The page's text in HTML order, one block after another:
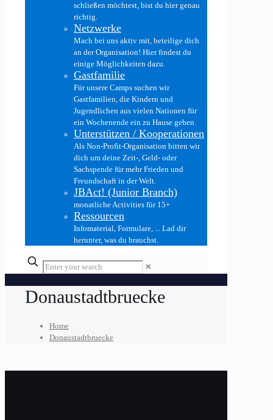
schließen möchtest, bist du hier genau
richtig.
Netzwerke
Mach bei uns aktiv mit, beteilige dich
an der Organisation! Hier findest du
einige Möglichkeiten dazu.
Gastfamilie
Für unsere Camps suchen wir
Gastfamilien, die Kindern und
Jugendlichen aus vielen Nationen für
ein Wochenende ein zu Hause geben.
Unterstützen / Kooperationen
Als Non-Profit-Organisation bitten wir
dich um deine Zeit-, Geld- oder
Sachspende für mehr Frieden und
Freundschaft in der Welt.
JBAct! (Junior Branch)
monatliche Activities für 15+
Ressourcen
Infomaterial, Formulare, ... Lad dir
herunter, was du brauchst.
✕
Donaustadtbruecke
Home
Donaustadtbruecke